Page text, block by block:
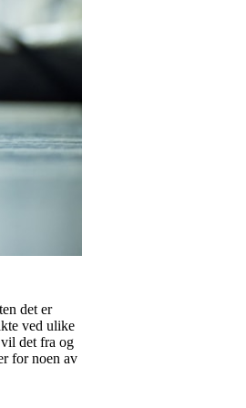
det er
ved ulike
det fra og
for noen av